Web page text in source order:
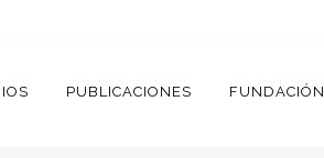
PUBLICACIONES FUNDACIÓN